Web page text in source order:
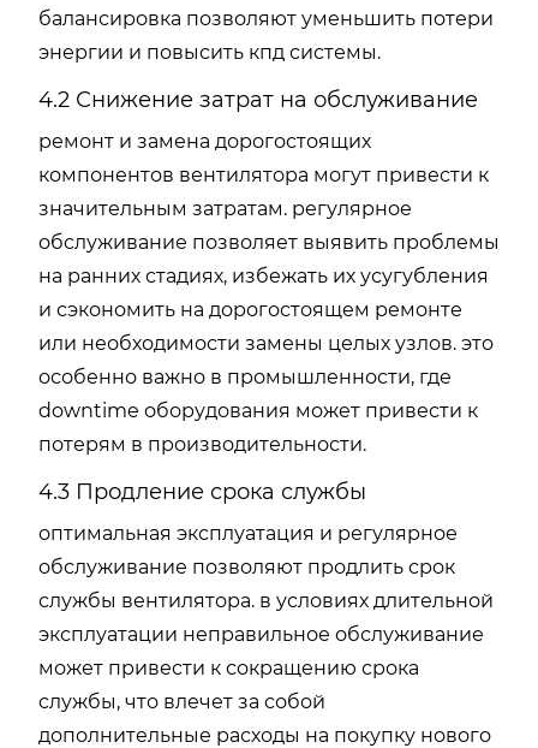
балансировка позволяют уменьшить потери
энергии и повысить кпд системы.
4.2 Снижение затрат на обслуживание
ремонт и замена дорогостоящих
компонентов вентилятора могут привести к
значительным затратам. регулярное
обслуживание позволяет выявить проблемы
на ранних стадиях, избежать их усугубления
и сэкономить на дорогостоящем ремонте
или необходимости замены целых узлов. это
особенно важно в промышленности, где
downtime оборудования может привести к
потерям в производительности.
4.3 Продление срока службы
оптимальная эксплуатация и регулярное
обслуживание позволяют продлить срок
службы вентилятора. в условиях длительной
эксплуатации неправильное обслуживание
может привести к сокращению срока
службы, что влечет за собой
дополнительные расходы на покупку нового